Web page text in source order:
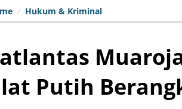
Hukum & Kriminal
Putih